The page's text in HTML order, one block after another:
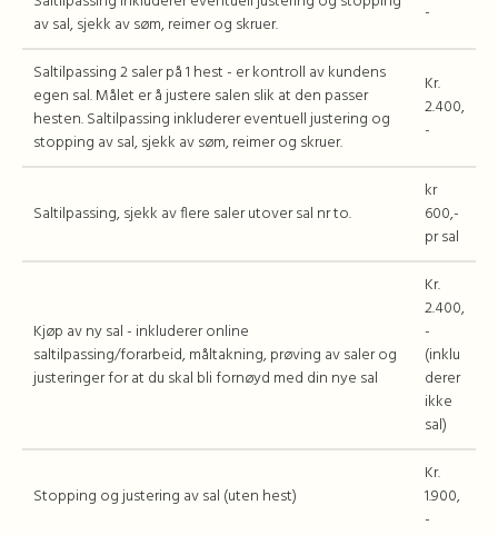
av sal, sjekk av søm, reimer og skruer.
-
Saltilpassing 2 saler på 1 hest - er kontroll av kundens
egen sal. Målet er å justere salen slik at den passer
hesten. Saltilpassing inkluderer eventuell justering og
stopping av sal, sjekk av søm, reimer og skruer.
Kr.
2.400,
-
Saltilpassing, sjekk av flere saler utover sal nr to.
kr
600,-
pr sal
Kjøp av ny sal - inkluderer online
saltilpassing/forarbeid, måltakning, prøving av saler og
justeringer for at du skal bli fornøyd med din nye sal
Kr.
2.400,
-
(inklu
derer
ikke
sal)
Stopping og justering av sal (uten hest)
Kr.
1.900,
-